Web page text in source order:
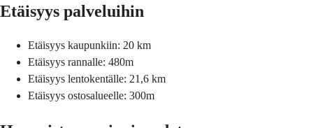
Etäisyys palveluihin
Etäisyys kaupunkiin: 20 km
Etäisyys rannalle: 480m
Etäisyys lentokentälle: 21,6 km
Etäisyys ostosalueelle: 300m